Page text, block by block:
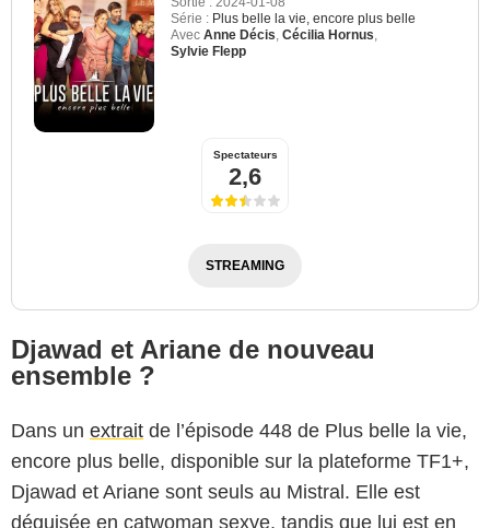
Série : Plus belle la vie, encore plus belle
Avec Anne Décis Cécilia Hornus
Sylvie Flepp
Spectateurs
2,6
STREAMING
Djawad et Ariane de nouveau
ensemble ?
Dans un extrait de l’épisode 448 de Plus belle la vie,
encore plus belle, disponible sur la plateforme TF1+,
Djawad et Ariane sont seuls au Mistral. Elle est
déguisée en catwoman sexye, tandis que lui est en